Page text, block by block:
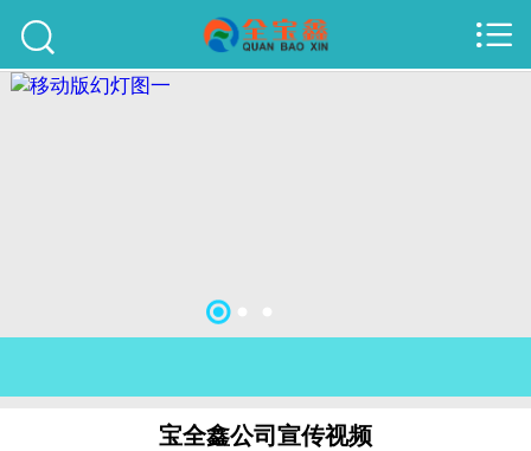
关于我们
联系我们


宝全鑫公司宣传视频